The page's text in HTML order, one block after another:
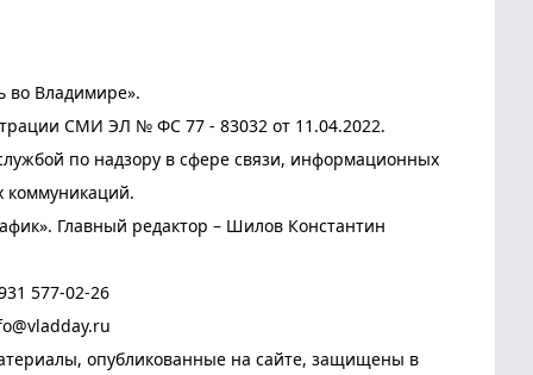
во Владимире».
СМИ ЭЛ № ФС 77 - 83032 от 11.04.2022.
по надзору в сфере связи, информационных
коммуникаций.
Главный редактор – Шилов Константин
577-02-26
опубликованные на сайте, защищены в